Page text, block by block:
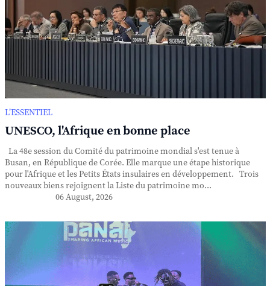
L’ESSENTIEL
UNESCO, l'Afrique en bonne place
La 48e session du Comité du patrimoine mondial s'est tenue à
Busan, en République de Corée. Elle marque une étape historique
pour l'Afrique et les Petits États insulaires en développement. Trois
nouveaux biens rejoignent la Liste du patrimoine mo...
06 August, 2026